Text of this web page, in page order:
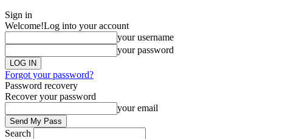
Sign in
Welcome!Log into your account
your username
your password
Forgot your password?
Password recovery
Recover your password
your email
Search